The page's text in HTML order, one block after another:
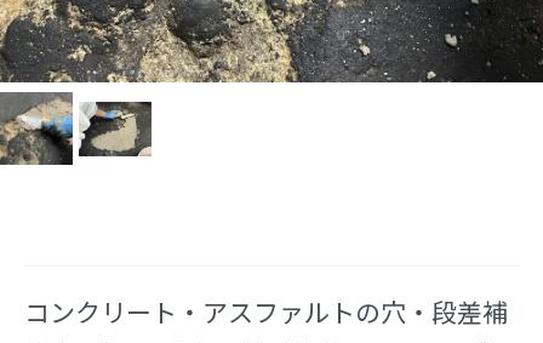
コンクリート・アスファルトの穴・段差補